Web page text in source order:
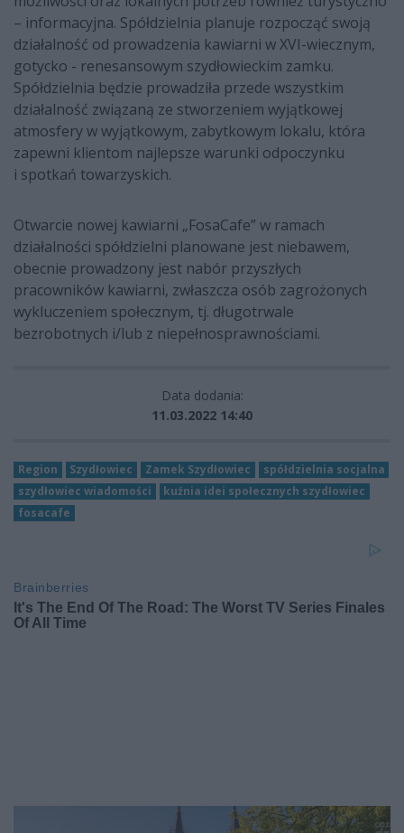
– informacyjna. Spółdzielnia planuje rozpocząć swoją
działalność od prowadzenia kawiarni w XVI-wiecznym,
gotycko - renesansowym szydłowieckim zamku.
Spółdzielnia będzie prowadziła przede wszystkim
działalność związaną ze stworzeniem wyjątkowej
atmosfery w wyjątkowym, zabytkowym lokalu, która
zapewni klientom najlepsze warunki odpoczynku
i spotkań towarzyskich.
Otwarcie nowej kawiarni „FosaCafe” w ramach
działalności spółdzielni planowane jest niebawem,
obecnie prowadzony jest nabór przyszłych
pracowników kawiarni, zwłaszcza osób zagrożonych
wykluczeniem społecznym, tj. długotrwale
bezrobotnych i/lub z niepełnosprawnościami.
Data dodania:
11.03.2022 14:40
Region Szydłowiec Zamek Szydłowiec
spółdzielnia socjalna
szydłowiec wiadomości
kuźnia idei społecznych szydłowiec
fosacafe